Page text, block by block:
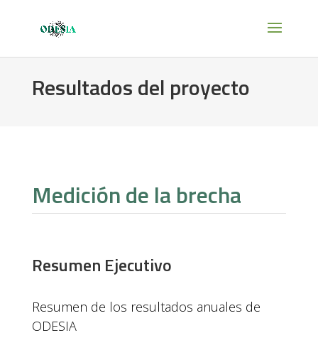
Resultados del proyecto
Medición de la brecha
Resumen Ejecutivo
Resumen de los resultados anuales de
ODESIA